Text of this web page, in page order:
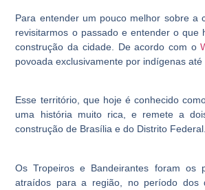
Para entender um pouco melhor sobre a
revisitarmos o passado e entender o que
construção da cidade. De acordo com o
povoada exclusivamente por indígenas até
Esse território, que hoje é conhecido
uma história muito rica, e remete a
construção de Brasília e do Distrito Federal.
Os Tropeiros e Bandeirantes foram os
atraídos para a região, no período dos